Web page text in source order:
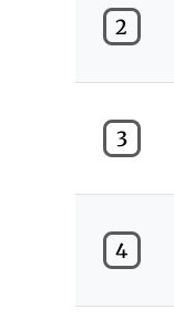
2
3
4